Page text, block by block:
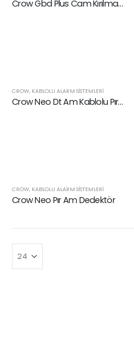
Crow Gbd Plus Cam Kırılma Dedektörü
CROW, KABLOLU ALARM SISTEMLERI
Crow Neo Dt Am Kablolu Pır Dedektör
CROW, KABLOLU ALARM SISTEMLERI
Crow Neo Pır Am Dedektör